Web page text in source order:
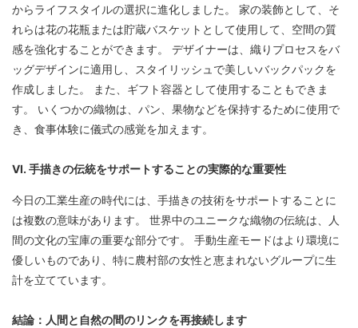
からライフスタイルの選択に進化しました。 家の装飾として、そ
れらは花の花瓶または貯蔵バスケットとして使用して、空間の質
感を強化することができます。 デザイナーは、織りプロセスをバ
ッグデザインに適用し、スタイリッシュで美しいバックパックを
作成しました。 また、ギフト容器として使用することもできま
す。 いくつかの織物は、パン、果物などを保持するために使用で
き、食事体験に儀式の感覚を加えます。
VI. 手描きの伝統をサポートすることの実際的な重要性
今日の工業生産の時代には、手描きの技術をサポートすることに
は複数の意味があります。 世界中のユニークな織物の伝統は、人
間の文化の宝庫の重要な部分です。 手動生産モードはより環境に
優しいものであり、特に農村部の女性と恵まれないグループに生
計を立てています。
結論：人間と自然の間のリンクを再接続します